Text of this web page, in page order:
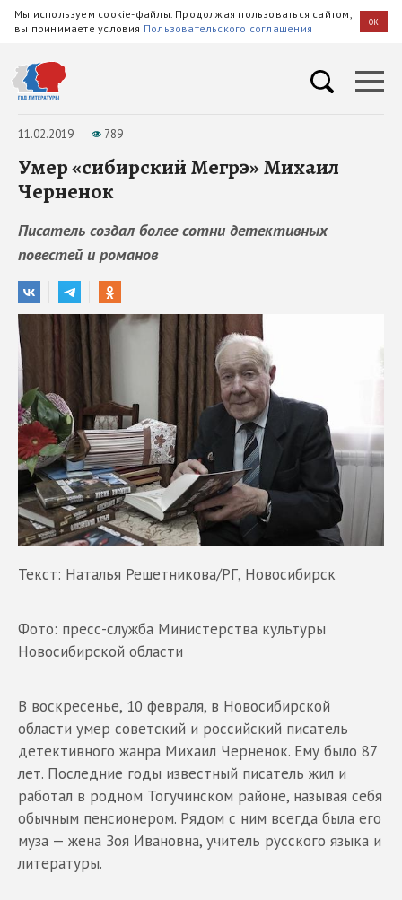
Мы используем cookie-файлы. Продолжая пользоваться сайтом,
вы принимаете условия Пользовательского соглашения OK
11.02.2019 789
Умер «сибирский Мегрэ» Михаил
Черненок
Писатель создал более сотни детективных
повестей и романов
Текст: Наталья Решетникова/РГ, Новосибирск
Фото: пресс-служба Министерства культуры
Новосибирской области
В воскресенье, 10 февраля, в Новосибирской
области умер советский и российский писатель
детективного жанра Михаил Черненок. Ему было 87
лет. Последние годы известный писатель жил и
работал в родном Тогучинском районе, называя себя
обычным пенсионером. Рядом с ним всегда была его
муза — жена Зоя Ивановна, учитель русского языка и
литературы.